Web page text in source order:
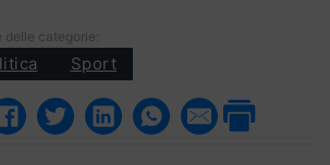
delle categorie:
Sport